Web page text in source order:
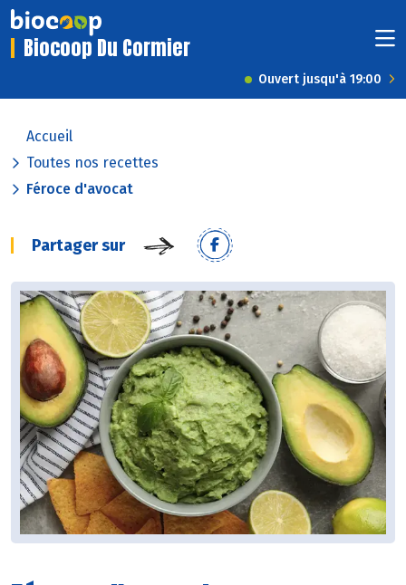
Biocoop Du Cormier
Ouvert jusqu'à 19:00
Accueil
Toutes nos recettes
Féroce d'avocat
Partager sur